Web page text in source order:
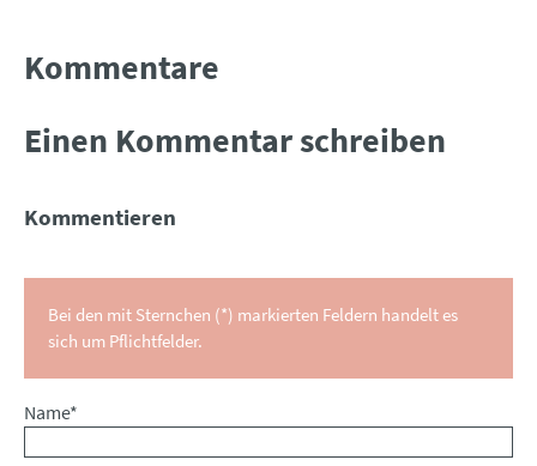
Kommentare
Einen Kommentar schreiben
Kommentieren
Bei den mit Sternchen (*) markierten Feldern handelt es
sich um Pflichtfelder.
Pflichtfeld
Name*